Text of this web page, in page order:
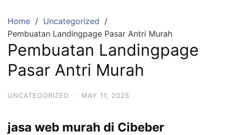
content
Home
Uncategorized
Pembuatan Landingpage Pasar Antri Murah
Pembuatan Landingpage
Pasar Antri Murah
UNCATEGORIZED · MAY 11, 2025
jasa web murah di Cibeber